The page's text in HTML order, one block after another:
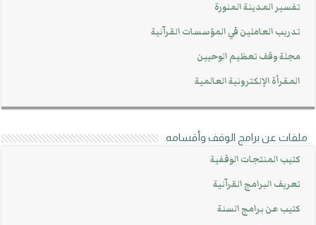
تفسير المدينة المنورة
تدريب العاملين في المؤسسات القرآنية
مجلة وقف تعظيم الوحيين
المقرأة الإلكترونية العالمية
ملفات عن برامج الوقف وأقسامه
كتيب المنتجات الوقفية
تعريف البرامج القرآنية
كتيب عن برامج السنة